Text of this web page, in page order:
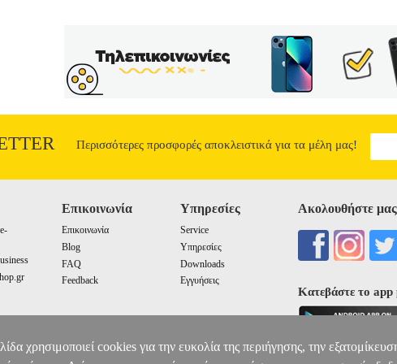
Περισσότερες προσφορές αποκλειστικά για τα μέλη μας!
Επικοινωνία
Επικοινωνία
Blog
FAQ
Feedback
Υπηρεσίες
Service
Υπηρεσίες
Downloads
Εγγυήσεις
Ακολουθήστε μας
Κατεβάστε το app
χρησιμοποιεί cookies για την ευκολία της περιήγησης, την